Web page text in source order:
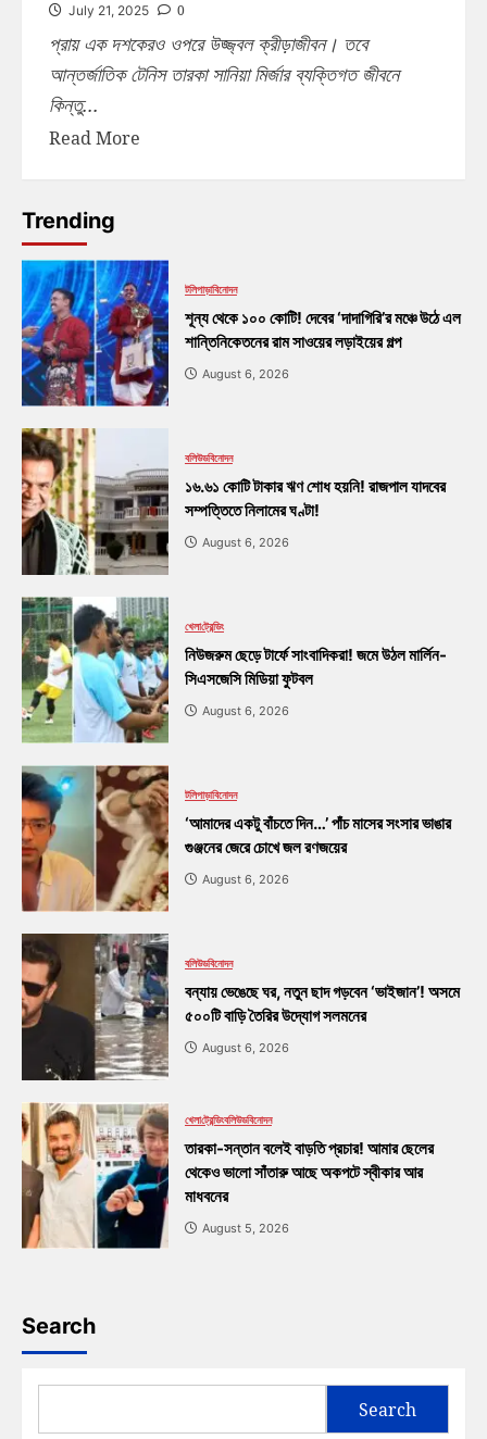
July 21, 2025 0
প্রায় এক দশকেরও ওপরে উজ্জ্বল ক্রীড়াজীবন। তবে
আন্তর্জাতিক টেনিস তারকা সানিয়া মির্জার ব্যক্তিগত জীবনে
কিন্তু...
Read More
Trending
টলিপাড়াবিনোদন
শূন্য থেকে ১০০ কোটি! দেবের ‘দাদাগিরি’র মঞ্চে উঠে এল
শান্তিনিকেতনের রাম সাওয়ের লড়াইয়ের গল্প
August 6, 2026
বলিউডবিনোদন
১৬.৬১ কোটি টাকার ঋণ শোধ হয়নি! রাজপাল যাদবের
সম্পত্তিতে নিলামের ঘণ্টা!
August 6, 2026
খেলাট্রেন্ডিং
নিউজরুম ছেড়ে টার্ফে সাংবাদিকরা! জমে উঠল মার্লিন-
সিএসজেসি মিডিয়া ফুটবল
August 6, 2026
টলিপাড়াবিনোদন
‘আমাদের একটু বাঁচতে দিন…’ পাঁচ মাসের সংসার ভাঙার
গুঞ্জনের জেরে চোখে জল রণজয়ের
August 6, 2026
বলিউডবিনোদন
বন্যায় ভেঙেছে ঘর, নতুন ছাদ গড়বেন ‘ভাইজান’! অসমে
৫০০টি বাড়ি তৈরির উদ্যোগ সলমনের
August 6, 2026
খেলাট্রেন্ডিংবলিউডবিনোদন
তারকা-সন্তান বলেই বাড়তি প্রচার! আমার ছেলের
থেকেও ভালো সাঁতারু আছে অকপটে স্বীকার আর
মাধবনের
August 5, 2026
Search
Search